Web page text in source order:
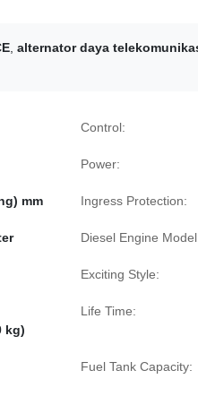
alternator daya
Control:
Power:
mm Ingress Protection:
Diesel Engine
Exciting Style:
kg)
Life Time:
Fuel Tank Capacity: